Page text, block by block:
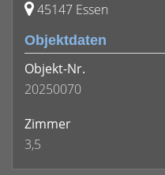
45147 Essen
Objektdaten
Objekt-Nr.
20250070
Zimmer
3,5